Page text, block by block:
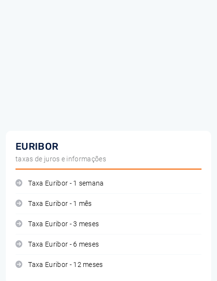
EURIBOR
taxas de juros e informações
Taxa Euribor - 1 semana
Taxa Euribor - 1 mês
Taxa Euribor - 3 meses
Taxa Euribor - 6 meses
Taxa Euribor - 12 meses